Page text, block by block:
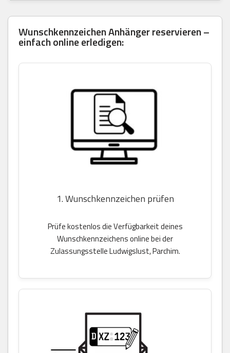
Wunschkennzeichen Anhänger reservieren –
einfach online erledigen:
1. Wunschkennzeichen prüfen
Prüfe kostenlos die Verfügbarkeit deines
Wunschkennzeichens online bei der
Zulassungsstelle Ludwigslust, Parchim.